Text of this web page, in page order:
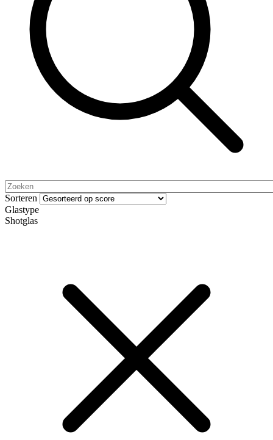
Sorteren
Glastype
Shotglas